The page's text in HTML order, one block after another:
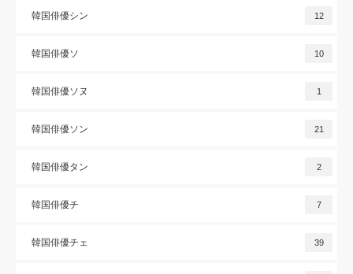
韓国俳優シン 12
韓国俳優ソ 10
韓国俳優ソヌ 1
韓国俳優ソン 21
韓国俳優タン 2
韓国俳優チ 7
韓国俳優チェ 39